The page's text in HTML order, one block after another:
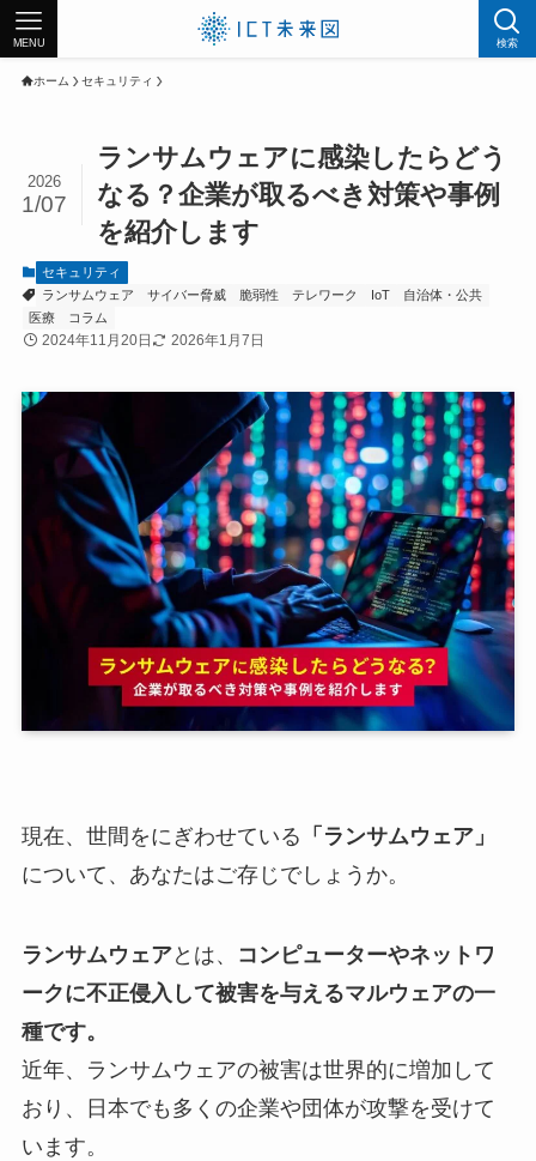
検索
MENU
ホーム セキュリティ
ランサムウェアに感染したらどう
なる？企業が取るべき対策や事例
を紹介します
2026
1/07
セキュリティ
ランサムウェア
サイバー脅威 脆弱性 テレワーク IoT
自治体・公共
医療
コラム
2024年11月20日 2026年1月7日
現在、世間をにぎわせている 「ランサムウェア」
について、あなたはご存じでしょうか。
ランサムウェアとは、
コンピューターやネットワ
ークに不正侵入して被害を与えるマルウェアの一
種です。
近年、ランサムウェアの被害は世界的に増加して
おり、日本でも多くの企業や団体が攻撃を受けて
います。